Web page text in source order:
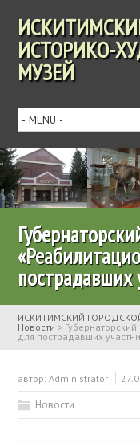
ИСТОРИКО-
МУЗЕЙ
пострадавших
ИСКИТИМСКИЙ
Новости >
для пострадавших
автор:Administrator
Новости